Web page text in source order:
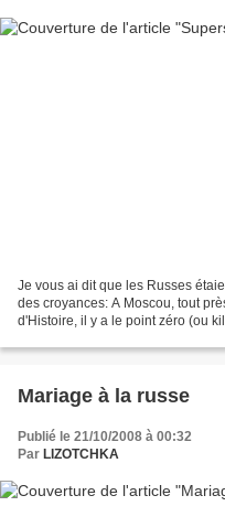
Je vous ai dit que les Russes
des croyances: A Moscou, tout
d'Histoire, il y a le point zéro (ou
Mariage à la russe
Publié le 21/10/2008 à 00:32
Par LIZOTCHKA